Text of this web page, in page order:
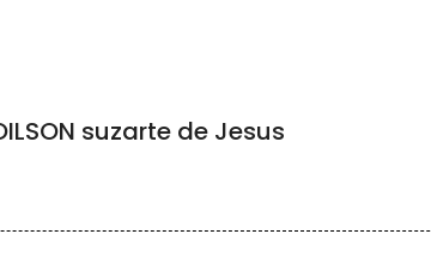
suzarte de Jesus